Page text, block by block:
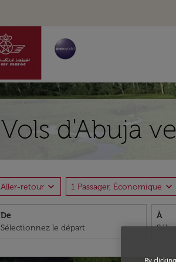
Vols d'Abuja
Aller-retour expand_more 1 Passager, Économique expand_more
De À